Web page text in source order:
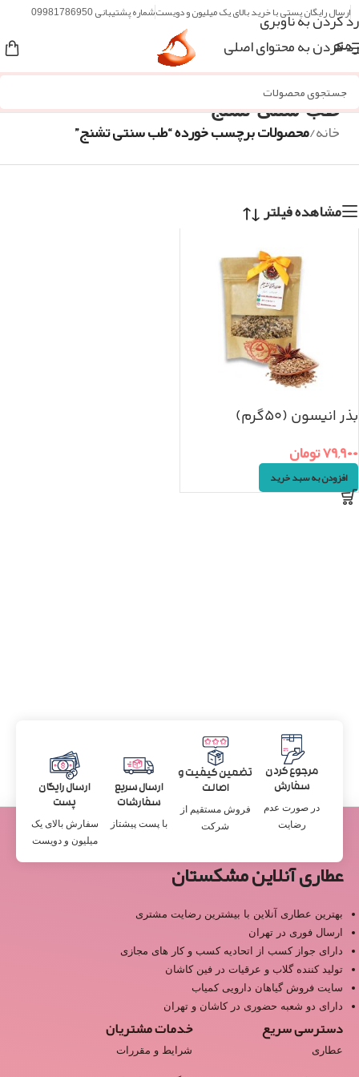
رد کردن به ناوبری
رد کردن به محتوای اصلی
ارسال رایگان پستی با خرید بالای یک میلیون و دویستشماره پشتیبانی 09981786950
منو
طب سنتی تشنج
خانه/محصولات برچسب خورده “طب سنتی تشنج”
مشاهده فیلتر
بذر انیسون (۵۰گرم)
۷۹,۹۰۰تومان
افزودن به سبد خرید
مرجوع کردن
سفارش
در صورت عدم
رضایت
تضمین کیفیت و
اصالت
فروش مستقیم از
شرکت
ارسال سریع
سفارشات
با پست پیشتاز
ارسال رایگان
پست
سفارش بالای یک
میلیون و دویست
عطاری آنلاین مشکستان
بهترین عطاری آنلاین با بیشترین رضایت مشتری
ارسال فوری در تهران
دارای جواز کسب از اتحادیه کسب و کار های مجازی
تولید کننده گلاب و عرقیات در فین کاشان
سایت فروش گیاهان دارویی کمیاب
دارای دو شعبه حضوری در کاشان و تهران
دسترسی سریع
عطاری
خدمات مشتریان
شرایط و مقررات